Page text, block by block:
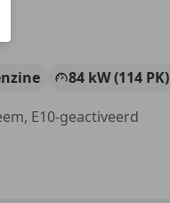
84 kW (114 PK)
E10-geactiveerd